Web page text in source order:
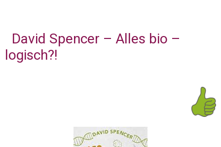
David Spencer – Alles bio –
logisch?!